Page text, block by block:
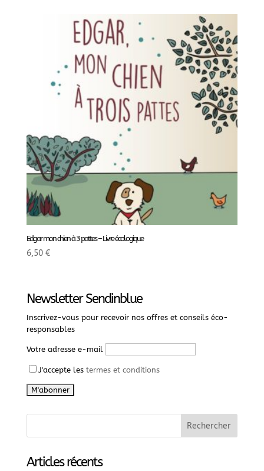
Edgar mon chien à 3 pattes – Livre écologique
6,50 €
Newsletter Sendinblue
Inscrivez-vous pour recevoir nos offres et conseils éco-
responsables
Votre adresse e-mail
J'accepte les termes et conditions
Articles récents